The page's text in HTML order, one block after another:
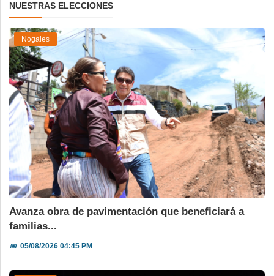
NUESTRAS ELECCIONES
Nogales
Avanza obra de pavimentación que beneficiará a
familias...
📅05/08/2026 04:45 PM